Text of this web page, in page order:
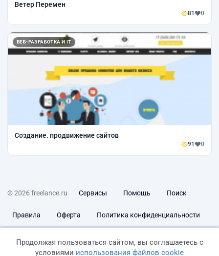
Ветер Перемен
81 0
ВЕБ-РАЗРАБОТКА И IT
Создание. продвижение сайтов
91 0
© 2026 freelance.ru Сервисы Помощь Поиск
Правила Оферта Политика конфиденциальности
Продолжая пользоваться сайтом, вы соглашаетесь с
условиями использования файлов cookie